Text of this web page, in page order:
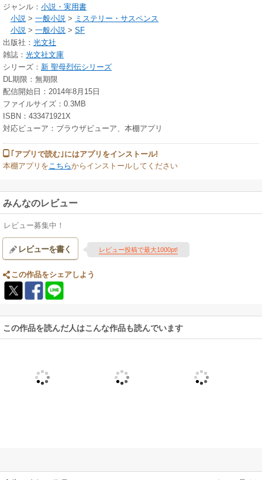
ジャンル： 小説・実用書
小説 > 一般小説 > ミステリー・サスペンス
小説 > 一般小説 > SF
出版社： 光文社
雑誌： 光文社文庫
シリーズ： 新 聖母烈伝シリーズ
DL期限：無期限
配信開始日：2014年8月15日
ファイルサイズ：0.3MB
ISBN：433471921X
対応ビューア：ブラウザビューア、本棚アプリ
｢アプリで読む｣にはアプリをインストール!
本棚アプリを こちらからインストールしてください
みんなのレビュー
レビュー募集中！
レビューを書く レビュー投稿で最大1000pt!
この作品をシェアしよう
この作品を読んだ人はこんな作品も読んでいます